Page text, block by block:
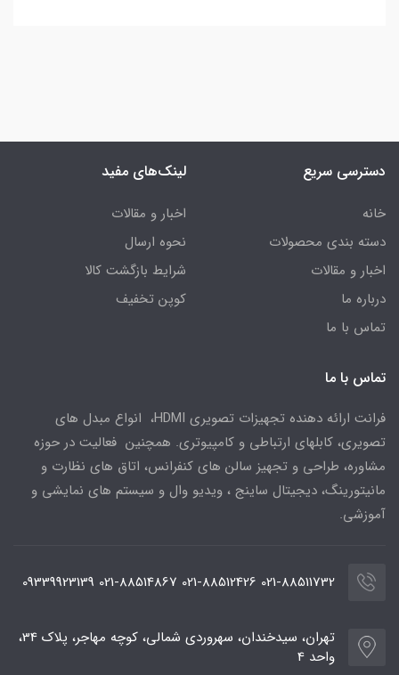
دسترسی سریع
خانه
دسته بندی محصولات
اخبار و مقالات
درباره ما
تماس با ما
لینک‌های مفید
اخبار و مقالات
نحوه ارسال
شرایط بازگشت کالا
کوپن تخفیف
تماس با ما
فرانت ارائه دهنده تجهیزات تصویری HDMI، انواع مبدل های
تصویری، کابلهای ارتباطی و کامپیوتری. همچنین فعالیت در حوزه
مشاوره، طراحی و تجهیز سالن های کنفرانس، اتاق های نظارت و
مانیتورینگ، دیجیتال ساینج ، ویدیو وال و سیستم های نمایشی و
آموزشی.
021-88511732 021-88512426 021-88514867 09339923139
تهران، سیدخندان، سهروردی شمالی، کوچه مهاجر، پلاک 34،
واحد 4